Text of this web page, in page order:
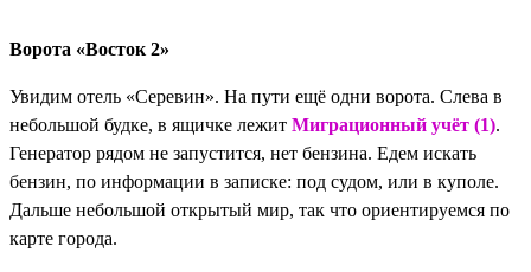
Ворота «Восток 2»
Увидим отель «Серевин». На пути ещё одни ворота. Слева в
небольшой будке, в ящичке лежит Миграционный учёт (1).
Генератор рядом не запустится, нет бензина. Едем искать
бензин, по информации в записке: под судом, или в куполе.
Дальше небольшой открытый мир, так что ориентируемся по
карте города.